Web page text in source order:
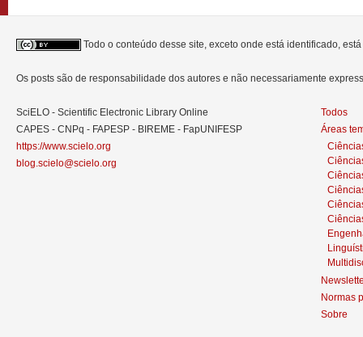
Todo o conteúdo desse site, exceto onde está identificado,
Os posts são de responsabilidade dos autores e não necessariamente
SciELO - Scientific Electronic Library Online
CAPES - CNPq - FAPESP - BIREME - FapUNIFESP
https://www.scielo.org
blog.scielo@scielo.org
Todos
Áreas
Normas
Sobre